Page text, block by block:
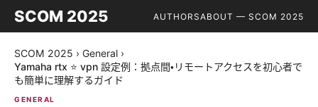
SCOM 2025 AUTHORSABOUT — SCOM 2025
SCOM 2025 › General ›
Yamaha rtx ⭐ vpn 設定例：拠点間・リモートアクセスを初心者で
も簡単に理解するガイド
GENERAL